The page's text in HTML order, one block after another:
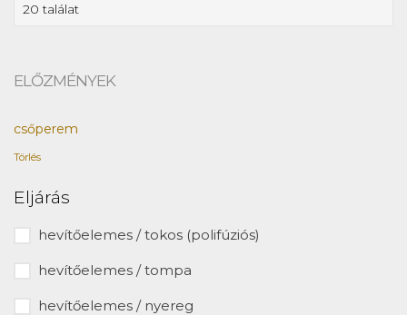
20 találat
ELŐZMÉNYEK
csőperem
Törlés
Eljárás
hevítőelemes / tokos (polifúziós)
hevítőelemes / tompa
hevítőelemes / nyereg